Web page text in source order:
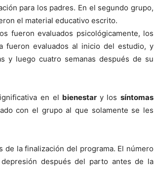
para los padres. En el segundo grupo,
el material educativo escrito.
fueron evaluados psicológicamente, los
fueron evaluados al inicio del estudio, y
y luego cuatro semanas después de su
en el bienestar y lossí­ntomas
con el grupo al que solamente se les
la finalización del programa. El número
depresión después del parto antes de la